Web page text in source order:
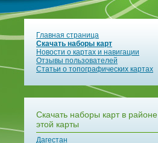
Главная страница
Скачать наборы карт
Новости о картах и навигации
Отзывы пользователей
Статьи о топографических картах
Скачать наборы карт в районе
этой карты
Дагестан